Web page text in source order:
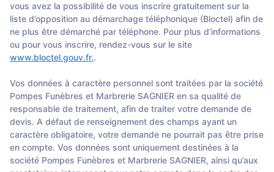
vous avez la possibilité de vous inscrire gratuitement sur la
liste d’opposition au démarchage téléphonique (Bloctel) afin de
ne plus être démarché par téléphone. Pour plus d’informations
ou pour vous inscrire, rendez-vous sur le site
www.bloctel.gouv.fr..
Vos données à caractère personnel sont traitées par la société
Pompes Funèbres et Marbrerie SAGNIER en sa qualité de
responsable de traitement, afin de traiter votre demande de
devis. A défaut de renseignement des champs ayant un
caractère obligatoire, votre demande ne pourrait pas être prise
en compte. Vos données sont uniquement destinées à la
société Pompes Funèbres et Marbrerie SAGNIER, ainsi qu’aux